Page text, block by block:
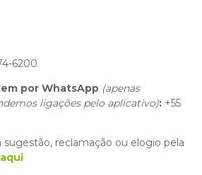
6200
por WhatsApp (apenas
ligações pelo aplicativo): +55
sugestão, reclamação ou elogio pela